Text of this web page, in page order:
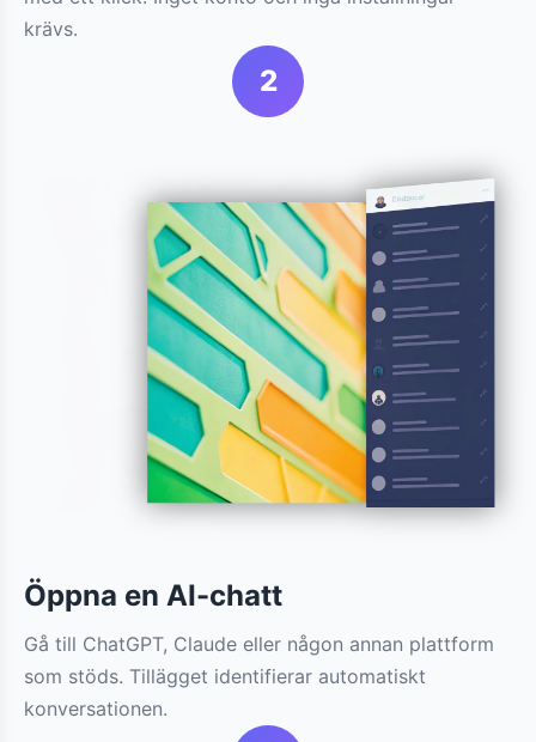
krävs.
2
Öppna en AI-chatt
Gå till ChatGPT, Claude eller någon annan plattform
som stöds. Tillägget identifierar automatiskt
konversationen.